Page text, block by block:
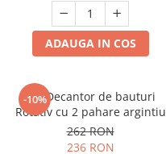
ADAUGA IN COS
-10%
Set Decantor de bauturi
Rotativ cu 2 pahare argintiu
262 RON
236 RON